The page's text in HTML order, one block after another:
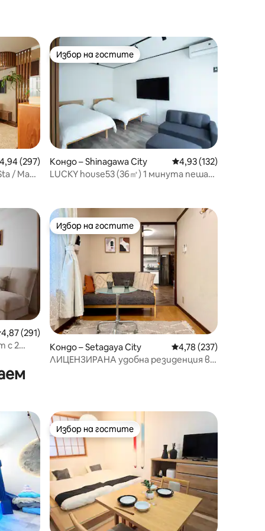
оценка: 4,94 от 5, 297 отзива
4,94 (297)
/ Max
Избор на гостите
Избор на гостите
Кондо – Shinagawa City Средна оценка: 4,93
4,93 (132)
LUCKY house53 (36㎡) 1 минута пеша
оценка: 4,87 от 5, 291 отзива
4,87 (291)
с 2
Избор на гостите
Избор на гостите
Кондо – Setagaya City Средна оценка: 4,78
4,78 (237)
ЛИЦЕНЗИРАНА удобна резиденция в
Избор на гостите
Избор на гостите